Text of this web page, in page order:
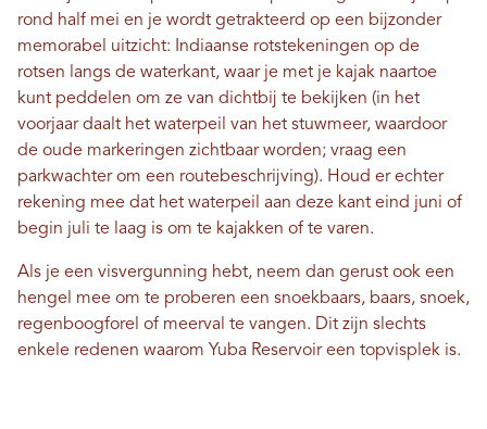
rond half mei en je wordt getrakteerd op een bijzonder
memorabel uitzicht: Indiaanse rotstekeningen op de
rotsen langs de waterkant, waar je met je kajak naartoe
kunt peddelen om ze van dichtbij te bekijken (in het
voorjaar daalt het waterpeil van het stuwmeer, waardoor
de oude markeringen zichtbaar worden; vraag een
parkwachter om een ​​routebeschrijving). Houd er echter
rekening mee dat het waterpeil aan deze kant eind juni of
begin juli te laag is om te kajakken of te varen.
Als je een visvergunning hebt, neem dan gerust ook een
hengel mee om te proberen een snoekbaars, baars, snoek,
regenboogforel of meerval te vangen. Dit zijn slechts
enkele redenen waarom Yuba Reservoir een topvisplek is.